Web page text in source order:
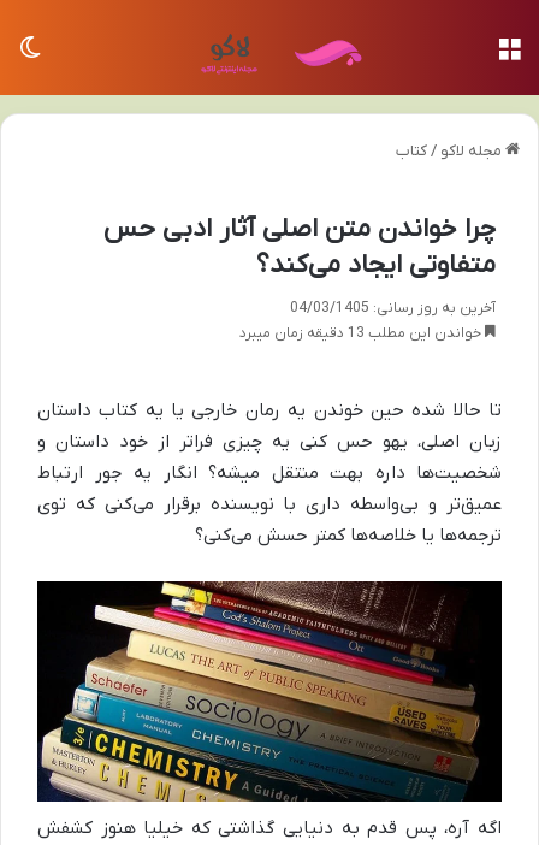
مجله لاکو /کتاب
چرا خواندن متن اصلی آثار ادبی حس
متفاوتی ایجاد می‌کند؟
آخرین به روز رسانی: 04/03/1405
خواندن این مطلب 13 دقیقه زمان میبرد
تا حالا شده حین خوندن یه رمان خارجی یا یه کتاب داستان
زبان اصلی، یهو حس کنی یه چیزی فراتر از خود داستان و
شخصیت‌ها داره بهت منتقل میشه؟ انگار یه جور ارتباط
عمیق‌تر و بی‌واسطه داری با نویسنده برقرار می‌کنی که توی
ترجمه‌ها یا خلاصه‌ها کمتر حسش می‌کنی؟
اگه آره، پس قدم به دنیایی گذاشتی که خیلیا هنوز کشفش